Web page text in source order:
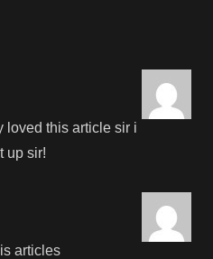
loved this article sir i
up sir!
articles